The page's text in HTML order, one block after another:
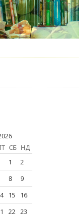
СБ НД
1
2
8
9
15
16
22
23